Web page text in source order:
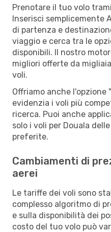
Prenotare il tuo volo
Inserisci semplicemente
di partenza e
viaggio e cerca tra le
disponibili. Il nostro
migliori offerte da
voli.
Offriamo anche
evidenzia i voli più
ricerca. Puoi anche
solo i voli per Douala
preferite.
Cambiamenti di
aerei
Le tariffe dei voli sono
complesso algoritmo di
e sulla disponibilità dei
costo del tuo volo può